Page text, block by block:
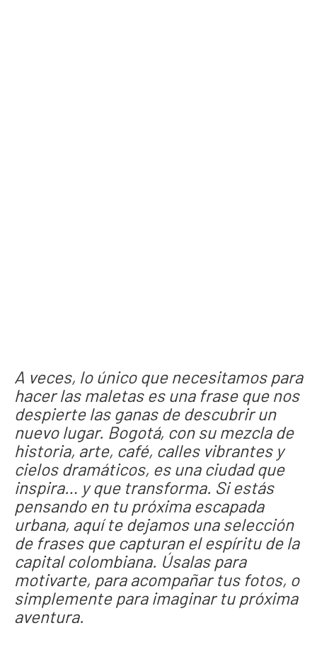
A veces, lo único que necesitamos para
hacer las maletas es una frase que nos
despierte las ganas de descubrir un
nuevo lugar. Bogotá, con su mezcla de
historia, arte, café, calles vibrantes y
cielos dramáticos, es una ciudad que
inspira… y que transforma. Si estás
pensando en tu próxima escapada
urbana, aquí te dejamos una selección
de frases que capturan el espíritu de la
capital colombiana. Úsalas para
motivarte, para acompañar tus fotos, o
simplemente para imaginar tu próxima
aventura.